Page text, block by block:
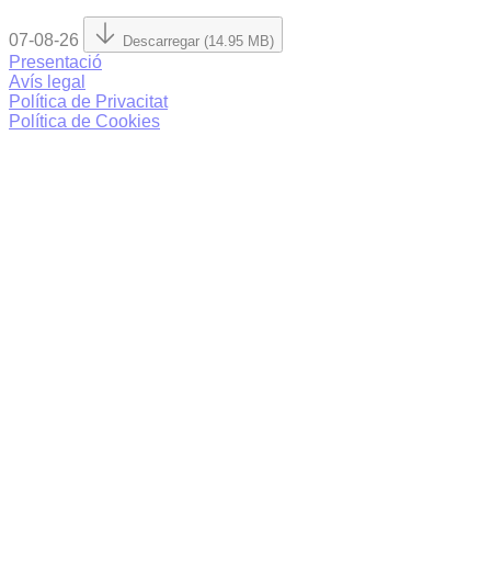
07-08-26 Descarregar (14.95 MB)
Presentació
Avís legal
Política de Privacitat
Política de Cookies